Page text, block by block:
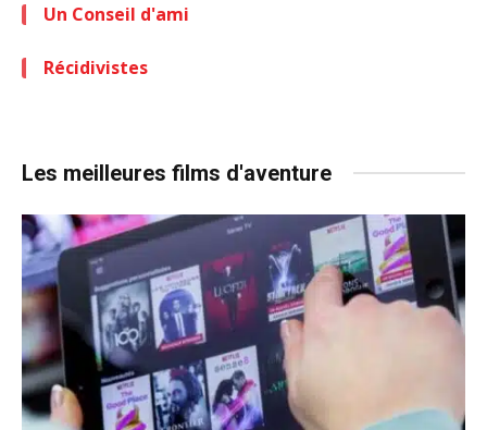
Un Conseil d'ami
Récidivistes
Les meilleures films d'aventure